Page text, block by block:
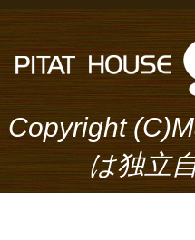
Copyright
は独立